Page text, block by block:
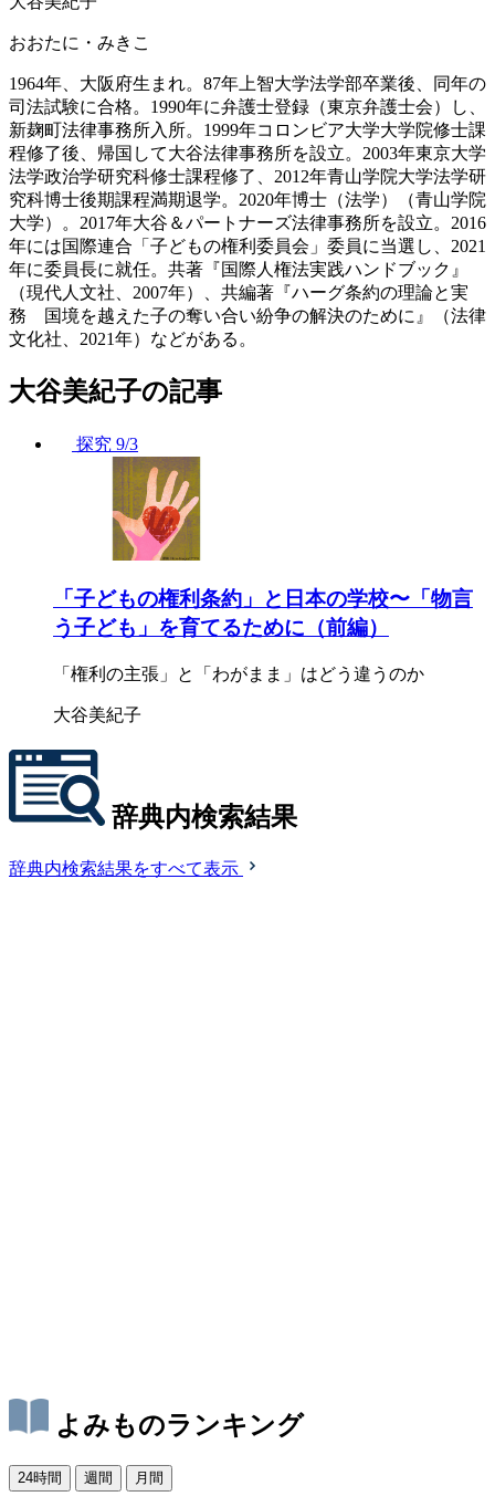
おおたに・みきこ
1964年、大阪府生まれ。87年上智大学法学部卒業後、同年の
司法試験に合格。1990年に弁護士登録（東京弁護士会）し、
新麹町法律事務所入所。1999年コロンビア大学大学院修士課
程修了後、帰国して大谷法律事務所を設立。2003年東京大学
法学政治学研究科修士課程修了、2012年青山学院大学法学研
究科博士後期課程満期退学。2020年博士（法学）（青山学院
大学）。2017年大谷＆パートナーズ法律事務所を設立。2016
年には国際連合「子どもの権利委員会」委員に当選し、2021
年に委員長に就任。共著『国際人権法実践ハンドブック』
（現代人文社、2007年）、共編著『ハーグ条約の理論と実
務 国境を越えた子の奪い合い紛争の解決のために』（法律
文化社、2021年）などがある。
大谷美紀子の記事
探究 9/3
「子どもの権利条約」と日本の学校〜「物言
う子ども」を育てるために（前編）
「権利の主張」と「わがまま」はどう違うのか
大谷美紀子
辞典内検索結果
辞典内検索結果をすべて表示
よみものランキング
24時間 週間 月間